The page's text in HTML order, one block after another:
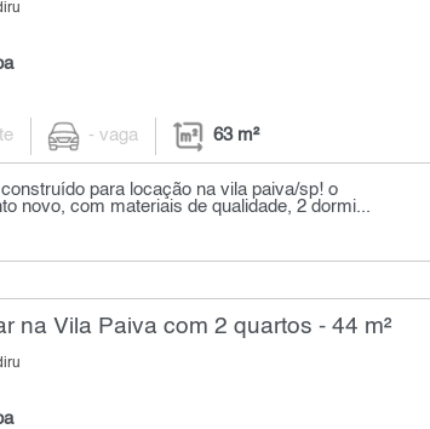
- vaga 63 m²
para locação na vila paiva/sp! o
novo, com materiais de qualidade, 2 dormi...
na Vila Paiva com 2 quartos - 44 m²